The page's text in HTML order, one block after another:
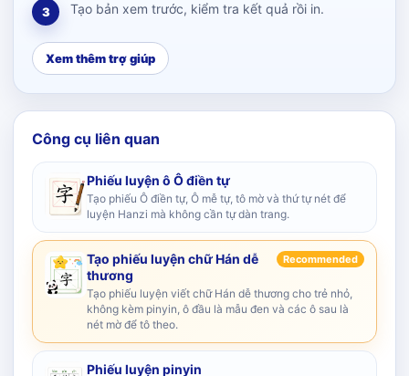
3 Tạo bản xem trước, kiểm tra kết quả rồi in.
Xem thêm trợ giúp
Công cụ liên quan
Phiếu luyện ô Ô điền tự
Tạo phiếu Ô điền tự, Ô mễ tự, tô mờ và thứ tự nét để
luyện Hanzi mà không cần tự dàn trang.
Tạo phiếu luyện chữ Hán dễ
thương
Recommended
Tạo phiếu luyện viết chữ Hán dễ thương cho trẻ nhỏ,
không kèm pinyin, ô đầu là mẫu đen và các ô sau là
nét mờ để tô theo.
Phiếu luyện pinyin